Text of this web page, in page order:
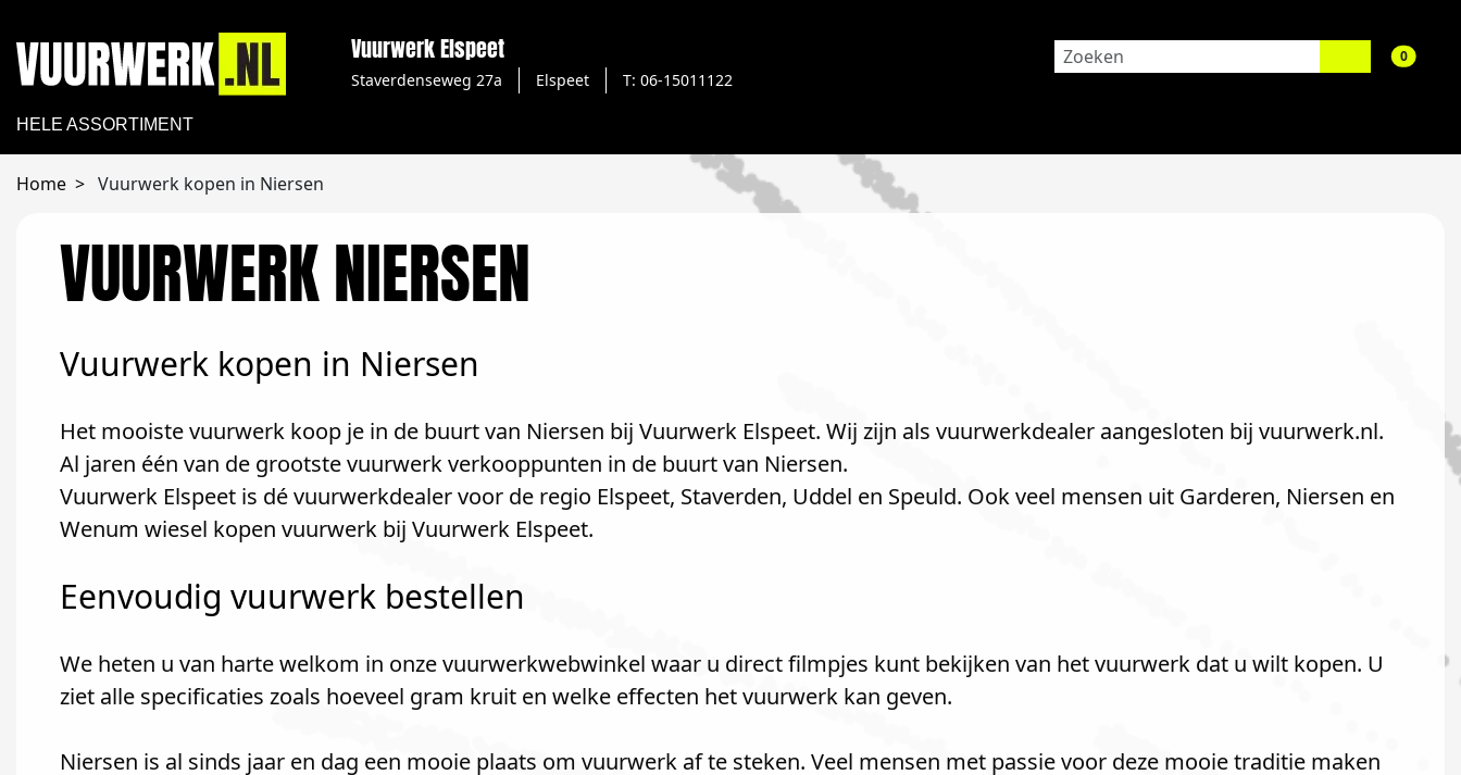
Vuurwerk Elspeet
Staverdenseweg 27a Elspeet T: 06-15011122
0aantal
HELE ASSORTIMENT
Home Vuurwerk kopen in Niersen
VUURWERK NIERSEN
Vuurwerk kopen in Niersen
Het mooiste vuurwerk koop je in de buurt van Niersen bij Vuurwerk Elspeet. Wij zijn als vuurwerkdealer aangesloten bij vuurwerk.nl.
Al jaren één van de grootste vuurwerk verkooppunten in de buurt van Niersen.
Vuurwerk Elspeet is dé vuurwerkdealer voor de regio Elspeet, Staverden, Uddel en Speuld. Ook veel mensen uit Garderen, Niersen en
Wenum wiesel kopen vuurwerk bij Vuurwerk Elspeet.
Eenvoudig vuurwerk bestellen
We heten u van harte welkom in onze vuurwerkwebwinkel waar u direct filmpjes kunt bekijken van het vuurwerk dat u wilt kopen. U
ziet alle specificaties zoals hoeveel gram kruit en welke effecten het vuurwerk kan geven.
Niersen is al sinds jaar en dag een mooie plaats om vuurwerk af te steken. Veel mensen met passie voor deze mooie traditie maken